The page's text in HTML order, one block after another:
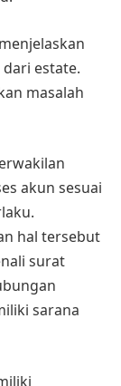
estate.
masalah
akun sesuai
hal tersebut
surat
sarana